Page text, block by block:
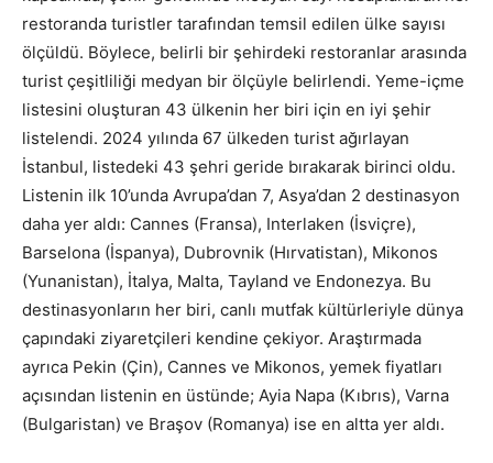
restoranda turistler tarafından temsil edilen ülke sayısı
ölçüldü. Böylece, belirli bir şehirdeki restoranlar arasında
turist çeşitliliği medyan bir ölçüyle belirlendi. Yeme-içme
listesini oluşturan 43 ülkenin her biri için en iyi şehir
listelendi. 2024 yılında 67 ülkeden turist ağırlayan
İstanbul, listedeki 43 şehri geride bırakarak birinci oldu.
Listenin ilk 10’unda Avrupa’dan 7, Asya’dan 2 destinasyon
daha yer aldı: Cannes (Fransa), Interlaken (İsviçre),
Barselona (İspanya), Dubrovnik (Hırvatistan), Mikonos
(Yunanistan), İtalya, Malta, Tayland ve Endonezya. Bu
destinasyonların her biri, canlı mutfak kültürleriyle dünya
çapındaki ziyaretçileri kendine çekiyor. Araştırmada
ayrıca Pekin (Çin), Cannes ve Mikonos, yemek fiyatları
açısından listenin en üstünde; Ayia Napa (Kıbrıs), Varna
(Bulgaristan) ve Braşov (Romanya) ise en altta yer aldı.